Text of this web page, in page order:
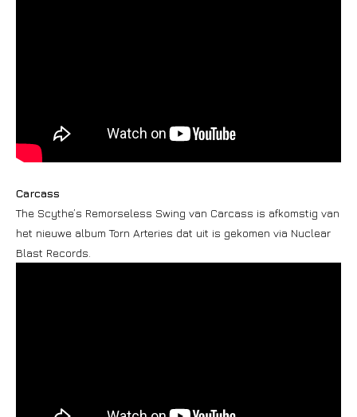
Carcass
The Scythe’s Remorseless Swing van Carcass is afkomstig van
het nieuwe album Torn Arteries dat uit is gekomen via Nuclear
Blast Records.